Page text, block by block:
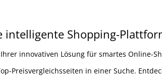
intelligente Shopping-
innovativen Lösung für smartes Online-
Preisvergleichsseiten in einer Suche.